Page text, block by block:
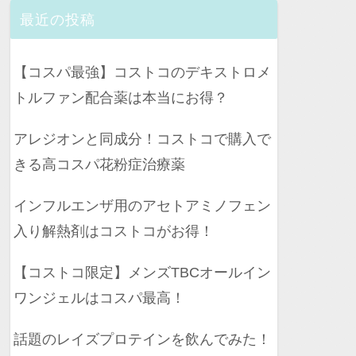
最近の投稿
【コスパ最強】コストコのデキストロメ
トルファン配合薬は本当にお得？
アレジオンと同成分！コストコで購入で
きる高コスパ花粉症治療薬
インフルエンザ用のアセトアミノフェン
入り解熱剤はコストコがお得！
【コストコ限定】メンズTBCオールイン
ワンジェルはコスパ最高！
話題のレイズプロテインを飲んでみた！